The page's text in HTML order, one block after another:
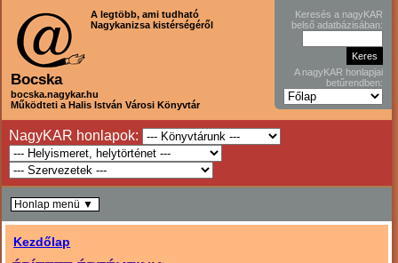
A legtöbb, ami tudható
Nagykanizsa kistérségéről
Bocska
bocska.nagykar.hu
Működteti a Halis István Városi Könyvtár
Keresés a nagyKAR
belső adatbázisában:
A nagyKAR honlapjai
betűrendben:
NagyKAR honlapok:
Kezdőlap
Honlap menü ▼